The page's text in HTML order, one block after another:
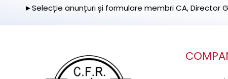
►Selecție anunțuri și formulare membri CA, Director